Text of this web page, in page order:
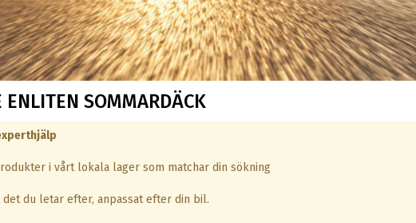
ENLITEN SOMMARDÄCK
i vårt lokala lager som matchar din sökning
det du letar efter, anpassat efter din bil.